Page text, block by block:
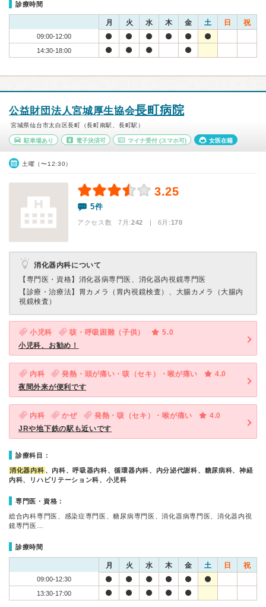
診療時間
月 火 水 木 金 土 日 祝
09:00-12:00
14:30-18:00
公益財団法人宮城厚生協会長町病院
宮城県仙台市太白区長町（長町南駅、長町駅）
駐車場あり 電子決済可 マイナ受付 (スマホ可) 女医在籍
土曜（〜12:30）
3.25
5件
アクセス数 7月:242 | 6月:170
消化器内科について
【専門医・資格】 消化器病専門医、消化器内視鏡専門医
【診療・治療法】 胃カメラ（胃内視鏡検査）、大腸カメラ（大腸内
視鏡検査）
小児科 咳・呼吸困難（子供）
5.0
小児科、お勧め！
内科 発熱・頭が痛い・咳（セキ）・喉が痛い
4.0
夜間外来が便利です
内科 かぜ 発熱・咳（セキ）・喉が痛い
4.0
JRや地下鉄の駅も近いです
診療科目：
消化器内科 、内科、呼吸器内科、循環器内科、内分泌代謝科、糖尿病科、神経
内科、リハビリテーション科、小児科
専門医・資格：
総合内科専門医、感染症専門医、糖尿病専門医、消化器病専門医、消化器内視
鏡専門医…
診療時間
月 火 水 木 金 土 日 祝
09:00-12:30
13:30-17:00